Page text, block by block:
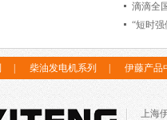
滴滴全
“短时
柴油发电机系列 伊藤产品
上海